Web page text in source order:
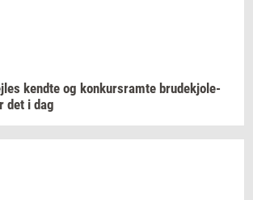
kend­te og kon­kurs­ram­te bru­dekjo­le­
det i dag